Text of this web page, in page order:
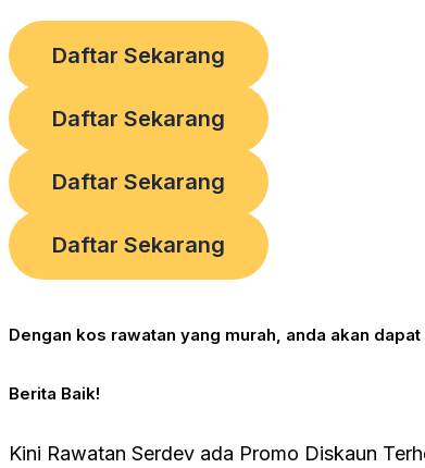
Daftar Sekarang
Daftar Sekarang
Daftar Sekarang
Daftar Sekarang
Dengan kos rawatan yang murah, anda akan
Berita Baik!
Kini Rawatan Serdev ada Promo Diskaun